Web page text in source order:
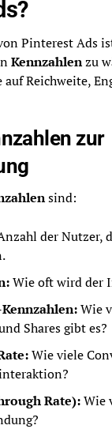
Pinterest Ads
Kennzahlenzu
Reichweite,
zur
sind:
der Nutzer,
Wie oft wird der
Wie
Shares gibt es?
Wie viele
Rate):Wie